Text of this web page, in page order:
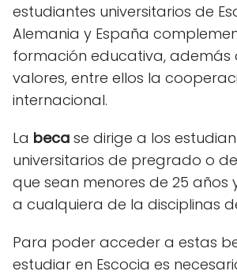
estudiantes universitarios de
Alemania y España
formación educativa,
valores, entre ellos la
internacional.
La beca se dirige a los
universitarios de pregrado o
que sean menores de 25 años
a cualquiera de la disciplinas
Para poder acceder a estas
estudiar en Escocia es